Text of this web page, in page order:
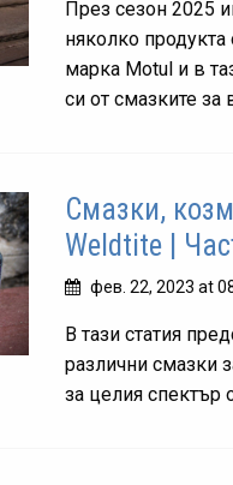
През сезон 2025
няколко продукта
марка Motul и в
си от смазките за
Смазки,
Weldtite |
фев. 22, 2023 at
В тази статия
различни смазки
за целия спектър